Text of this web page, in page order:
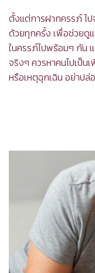
ตั้งแต่การฝากครรภ์
ด้วยทุกครั้ง เพื่อช่วย
ในครรภ์ไปพร้อมๆ กัน
จริงๆ ควรหาคนไปเป็
หรือเหตุฉุกเฉิน อย่าปล่